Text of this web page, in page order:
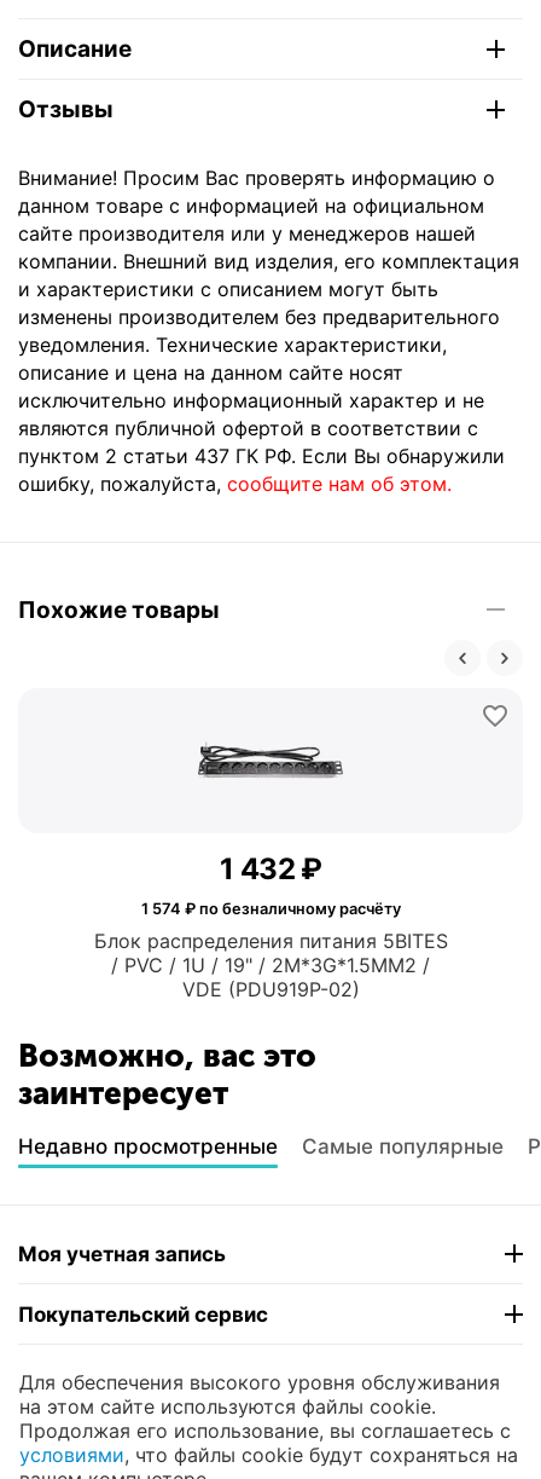
Описание
Отзывы
Внимание! Просим Вас проверять информацию о
данном товаре с информацией на официальном
сайте производителя или у менеджеров нашей
компании. Внешний вид изделия, его комплектация
и характеристики с описанием могут быть
изменены производителем без предварительного
уведомления. Технические характеристики,
описание и цена на данном сайте носят
исключительно информационный характер и не
являются публичной офертой в соответствии с
пунктом 2 статьи 437 ГК РФ. Если Вы обнаружили
ошибку, пожалуйста, сообщите нам об этом.
Похожие товары
Блок распределения питания 5BITES
/ PVC / 1U / 19" / 2M*3G*1.5MM2 /
VDE (PDU919P-02)
1 432 ₽
1 574 ₽ по безналичному расчёту
Возможно, вас это
заинтересует
Недавно просмотренные Самые популярные
Моя учетная запись
Покупательский сервис
Контакты
© 2004 - 2026 ЮНИКОМП. На базе CS-Cartи
премиум темы —© AB: UniTheme2
Для обеспечения высокого уровня обслуживания
на этом сайте используются файлы cookie.
Продолжая его использование, вы соглашаетесь с
условиями, что файлы cookie будут сохраняться на